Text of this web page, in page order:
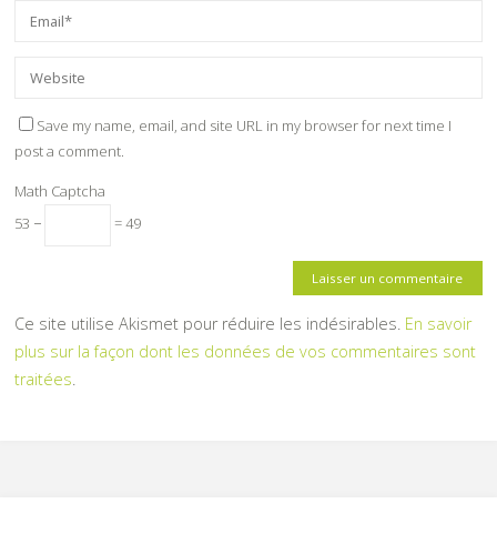
Save my name, email, and site URL in my browser for next time I
post a comment.
Math Captcha
53 −
= 49
Ce site utilise Akismet pour réduire les indésirables. En savoir
plus sur la façon dont les données de vos commentaires sont
traitées.